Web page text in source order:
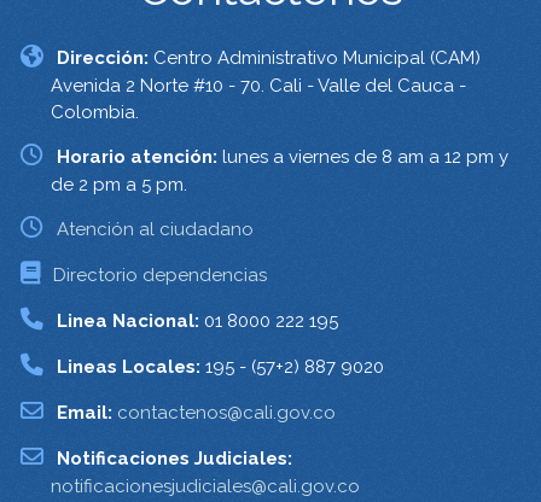
Dirección: Centro Administrativo Municipal (CAM)
Avenida 2 Norte #10 - 70. Cali - Valle del Cauca -
Colombia.
Horario atención: lunes a viernes de 8 am a 12 pm y
de 2 pm a 5 pm.
Atención al ciudadano
Directorio dependencias
Linea Nacional: 01 8000 222 195
Lineas Locales: 195 - (57+2) 887 9020
Email: contactenos@cali.gov.co
Notificaciones Judiciales:
notificacionesjudiciales@cali.gov.co